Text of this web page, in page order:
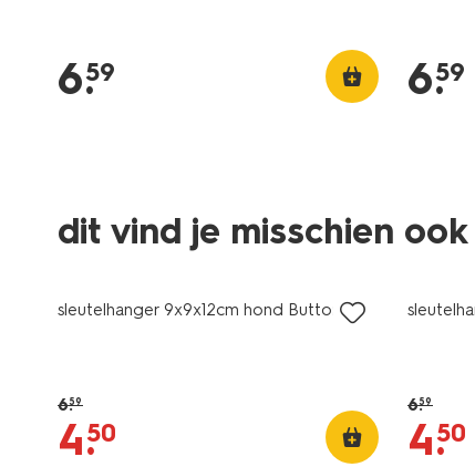
6.
59 6.
59
dit vind je misschien
sleutelhanger 9x9x12cm hond Buttons
6.59
4.
50
6.59
4.
50